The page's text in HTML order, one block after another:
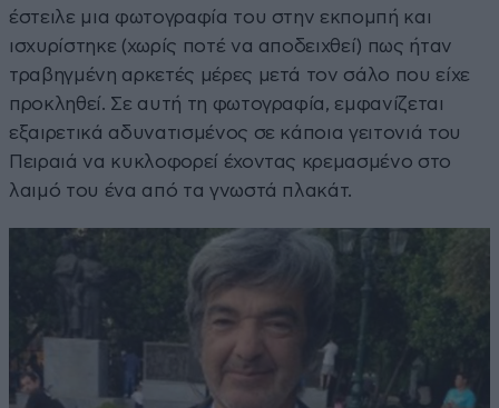
έστειλε μια φωτογραφία του στην εκπομπή και
ισχυρίστηκε (χωρίς ποτέ να αποδειχθεί) πως ήταν
τραβηγμένη αρκετές μέρες μετά τον σάλο που είχε
προκληθεί. Σε αυτή τη φωτογραφία, εμφανίζεται
εξαιρετικά αδυνατισμένος σε κάποια γειτονιά του
Πειραιά να κυκλοφορεί έχοντας κρεμασμένο στο
λαιμό του ένα από τα γνωστά πλακάτ.